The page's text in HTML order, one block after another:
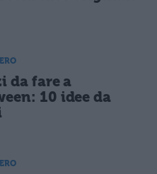
da parte di terzi per finalità di
automatizzate o tradizionali
da fare a
10 idee da